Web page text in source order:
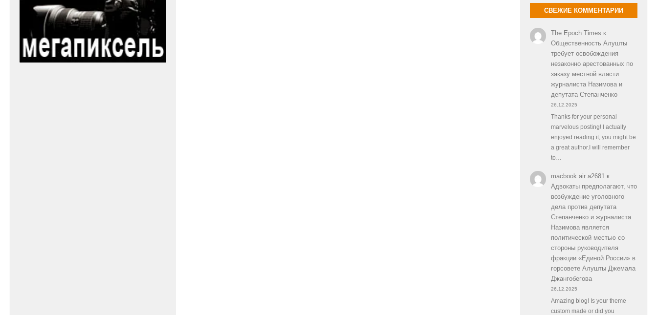
СВЕЖИЕ КОММЕНТАРИИ
The Epoch Times к
Общественность Алушты
требует освобождения
незаконно арестованных по
заказу местной власти
журналиста Назимова и
депутата Степанченко
26.12.2025
Thanks for your personal
marvelous posting! I actually
enjoyed reading it, you might be
a great author.I will remember
to…
macbook air a2681к
Адвокаты предполагают, что
возбуждение уголовного
дела против депутата
Степанченко и журналиста
Назимова является
политической местью со
стороны руководителя
фракции «Единой России» в
горсовете Алушты Джемала
Джангобегова
26.12.2025
Amazing blog! Is your theme
custom made or did you